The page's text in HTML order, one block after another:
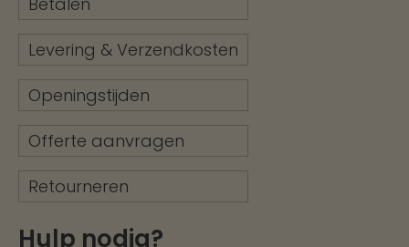
Levering & Verzendkosten
Openingstijden
Offerte aanvragen
Retourneren
Hulp nodig?